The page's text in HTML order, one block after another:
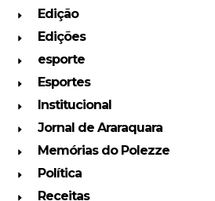
Edição
Edições
esporte
Esportes
Institucional
Jornal de Araraquara
Memórias do Polezze
Política
Receitas